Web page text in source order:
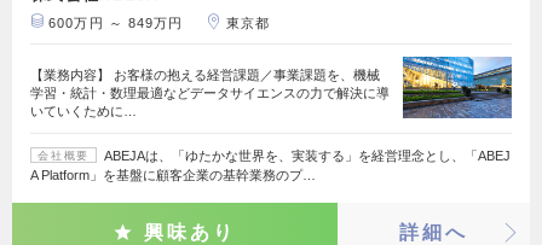
600万円 ～ 849万円 東京都
【業務内容】 お客様の抱える経営課題／事業課題を、機械
学習・統計・数理最適などデータサイエンスの力で解決に導
いていくために…
会社概要
ABEJAは、「ゆたかな世界を、実装する」を経営理念とし、「ABEJ
A Platform」を基盤に顧客企業の基幹業務のプ…
興味あり 詳細へ